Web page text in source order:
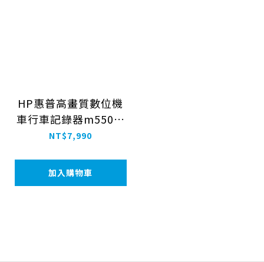
HP惠普高畫質數位機
車行車記錄器m550｜
贈64GB記憶卡
NT$7,990
加入購物車